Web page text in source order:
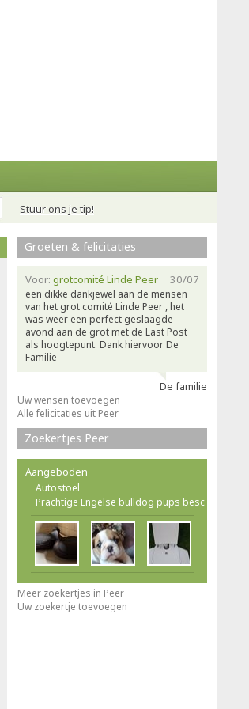
Stuur ons je tip!
Groeten & felicitaties
30/07
Voor: grotcomité Linde Peer
een dikke dankjewel aan de mensen
van het grot comité Linde Peer , het
was weer een perfect geslaagde
avond aan de grot met de Last Post
als hoogtepunt. Dank hiervoor De
Familie
De familie
Uw wensen toevoegen
Alle felicitaties uit Peer
Zoekertjes Peer
Aangeboden
Autostoel
Prachtige Engelse bulldog pups besc
Meer zoekertjes in Peer
Uw zoekertje toevoegen